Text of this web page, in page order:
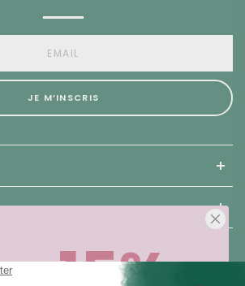
JE M’INSCRIS